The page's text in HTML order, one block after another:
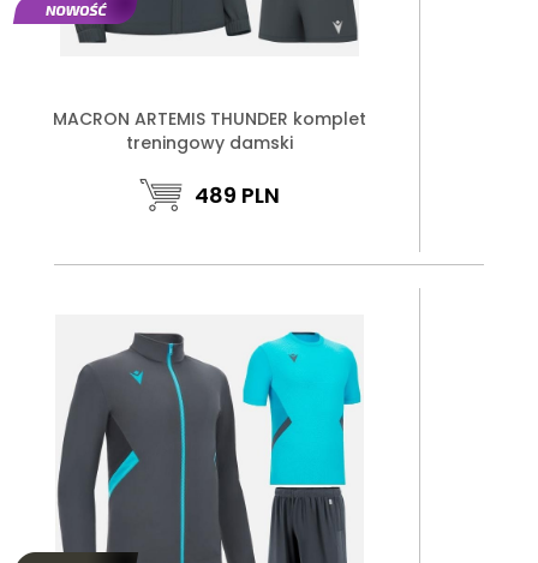
MACRON ARTEMIS THUNDER komplet
treningowy damski
489 PLN